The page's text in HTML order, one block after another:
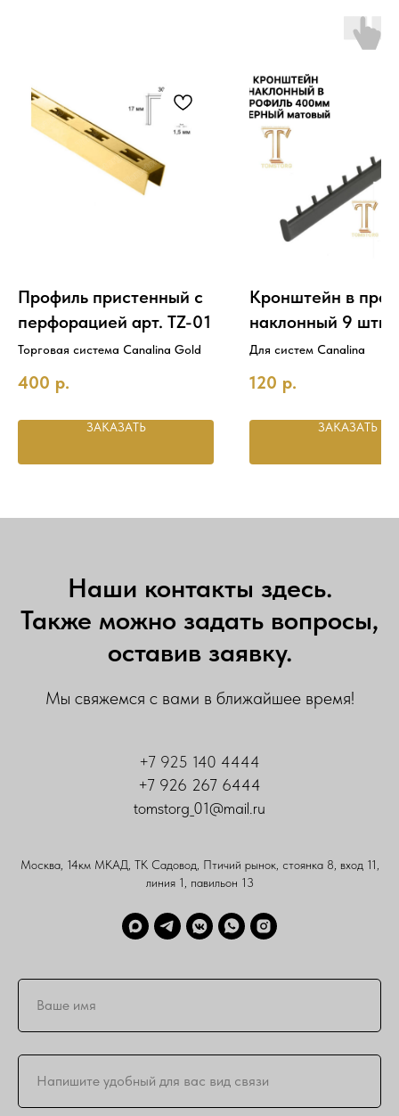
Профиль пристенный с
перфорацией арт. TZ-01
Торговая система Canalina Gold
400 р.
ЗАКАЗАТЬ
Кронштейн в
наклонный 9
прямой
Для систем Canalina
120 р.
ЗАКАЗАТЬ
Наши контакты здесь.
Также можно задать вопросы,
оставив заявку.
Мы свяжемся с вами в ближайшее время!
+7 925 140 4444
+7 926 267 6444
tomstorg_01@mail.ru
Москва, 14км МКАД, ТК Садовод, Птичий рынок, стоянка 8, вход 11,
линия 1, павильон 13